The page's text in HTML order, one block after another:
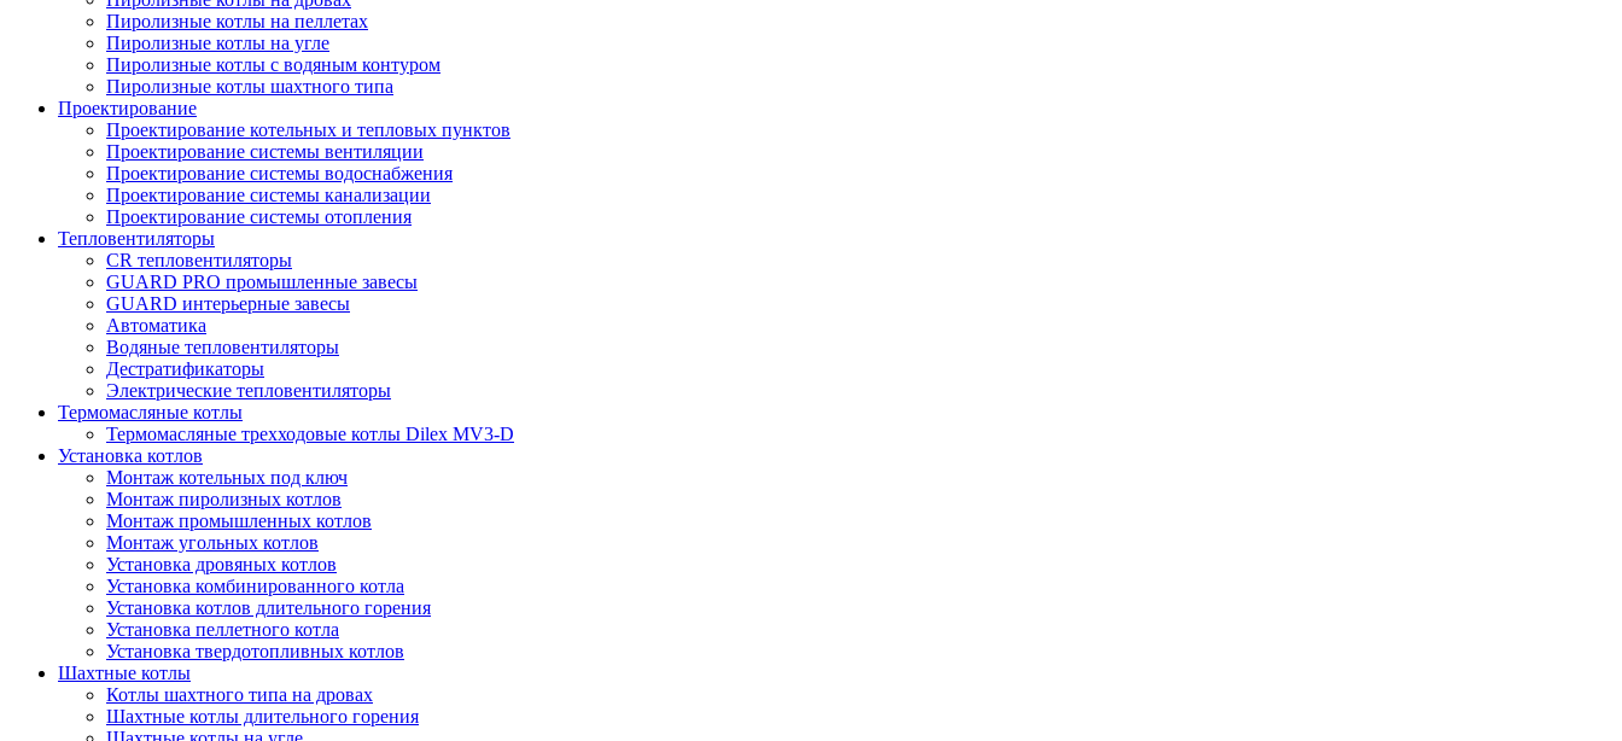
Пиролизные котлы на пеллетах
Пиролизные котлы на угле
Пиролизные котлы с водяным контуром
Пиролизные котлы шахтного типа
Проектирование
Проектирование котельных и тепловых пунктов
Проектирование системы вентиляции
Проектирование системы водоснабжения
Проектирование системы канализации
Проектирование системы отопления
Тепловентиляторы
CR тепловентиляторы
GUARD PRO промышленные завесы
GUARD интерьерные завесы
Автоматика
Водяные тепловентиляторы
Дестратификаторы
Электрические тепловентиляторы
Термомасляные котлы
Термомасляные трехходовые котлы Dilex MV3-D
Установка котлов
Монтаж котельных под ключ
Монтаж пиролизных котлов
Монтаж промышленных котлов
Монтаж угольных котлов
Установка дровяных котлов
Установка комбинированного котла
Установка котлов длительного горения
Установка пеллетного котла
Установка твердотопливных котлов
Шахтные котлы
Котлы шахтного типа на дровах
Шахтные котлы длительного горения